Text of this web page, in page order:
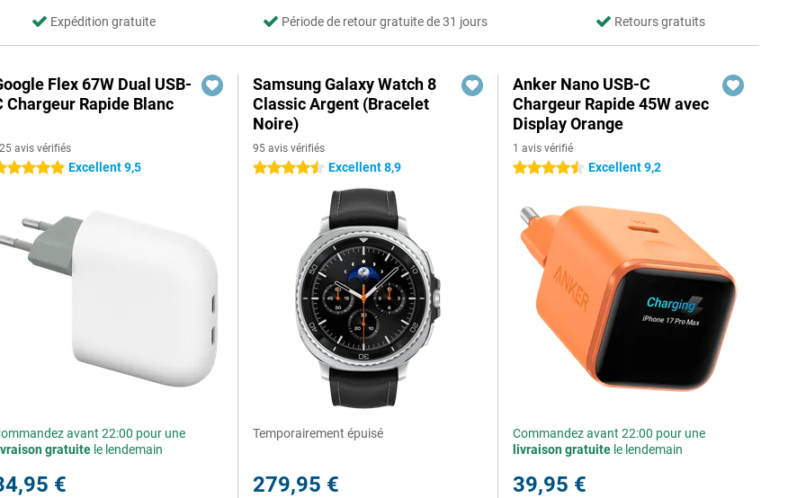
Expédition gratuite Période de retour gratuite de 31 jours Retours gratuits
Flex 67W Dual USB-
Chargeur Rapide Blanc
avis vérifiés
étoiles Excellent 9,5
avant 22:00 pour une
gratuite le lendemain
€
Samsung Galaxy Watch 8
Classic Argent (Bracelet
Noire)
95 avis vérifiés
4.5 étoiles Excellent 8,9
Temporairement épuisé
279,95 €
Anker Nano USB-C
Chargeur Rapide 45W avec
Display Orange
1 avis vérifié
4.5 étoiles Excellent 9,2
Commandez avant 22:00 pour une
livraison gratuite le lendemain
39,95 €